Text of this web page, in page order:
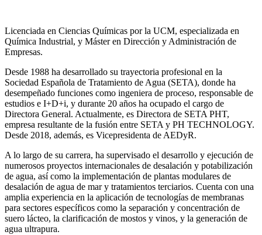
Licenciada en Ciencias Químicas por la UCM, especializada en
Química Industrial, y Máster en Dirección y Administración de
Empresas.
Desde 1988 ha desarrollado su trayectoria profesional en la
Sociedad Española de Tratamiento de Agua (SETA), donde ha
desempeñado funciones como ingeniera de proceso, responsable de
estudios e I+D+i, y durante 20 años ha ocupado el cargo de
Directora General. Actualmente, es Directora de SETA PHT,
empresa resultante de la fusión entre SETA y PH TECHNOLOGY.
Desde 2018, además, es Vicepresidenta de AEDyR.
A lo largo de su carrera, ha supervisado el desarrollo y ejecución de
numerosos proyectos internacionales de desalación y potabilización
de agua, así como la implementación de plantas modulares de
desalación de agua de mar y tratamientos terciarios. Cuenta con una
amplia experiencia en la aplicación de tecnologías de membranas
para sectores específicos como la separación y concentración de
suero lácteo, la clarificación de mostos y vinos, y la generación de
agua ultrapura.